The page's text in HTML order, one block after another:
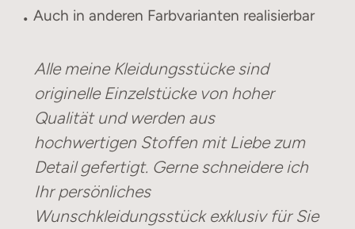
Auch in anderen Farbvarianten realisierbar
Alle meine Kleidungsstücke sind
originelle Einzelstücke von hoher
Qualität und werden aus
hochwertigen Stoffen mit Liebe zum
Detail gefertigt. Gerne schneidere ich
Ihr persönliches
Wunschkleidungsstück exklusiv für Sie